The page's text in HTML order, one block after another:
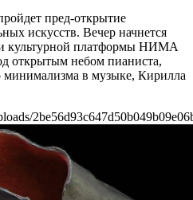
пред-открытие
искусств. Вечер начнется
и культурной платформы НИМА
открытым небом пианиста,
минимализма в музыке, Кирилла